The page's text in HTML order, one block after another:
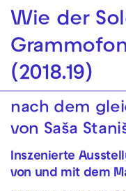
Zur
Zum Hauptinhalt
Wie der
(2018.19)
nach dem
von Saša
Inszenierte
von und mit dem